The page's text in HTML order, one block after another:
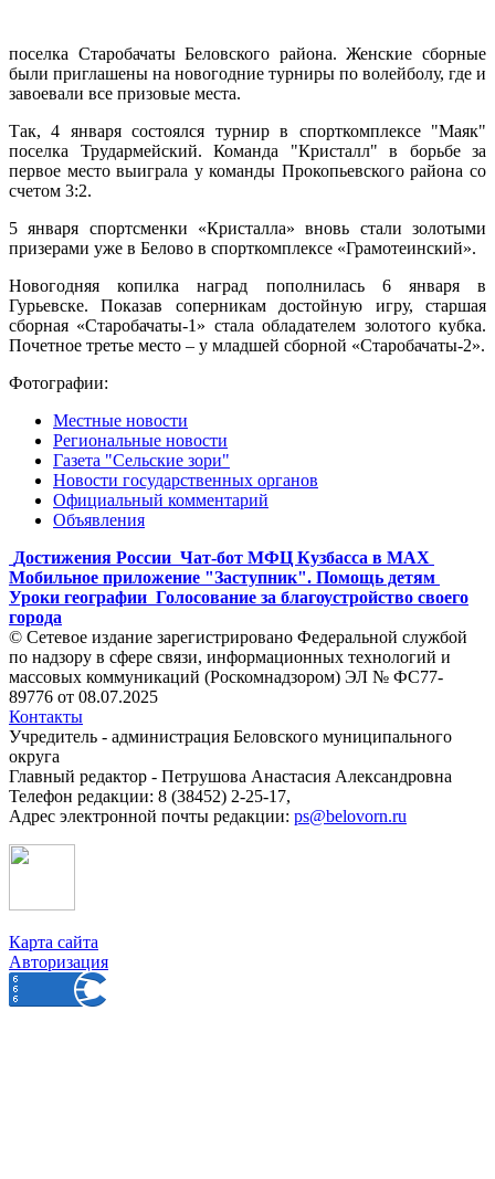
поселка Старобачаты Беловского района. Женские сборные
были приглашены на новогодние турниры по волейболу, где и
завоевали все призовые места.
Так, 4 января состоялся турнир в спорткомплексе "Маяк"
поселка Трудармейский. Команда "Кристалл" в борьбе за
первое место выиграла у команды Прокопьевского района со
счетом 3:2.
5 января спортсменки «Кристалла» вновь стали золотыми
призерами уже в Белово в спорткомплексе «Грамотеинский».
Новогодняя копилка наград пополнилась 6 января в
Гурьевске. Показав соперникам достойную игру, старшая
сборная «Старобачаты-1» стала обладателем золотого кубка.
Почетное третье место – у младшей сборной «Старобачаты-2».
Фотографии:
Местные новости
Региональные новости
Газета "Сельские зори"
Новости государственных органов
Официальный комментарий
Объявления
Достижения России Чат-бот МФЦ Кузбасса в MAX
Мобильное приложение "Заступник". Помощь детям
Уроки географии Голосование за благоустройство своего
города
© Сетевое издание зарегистрировано Федеральной службой
по надзору в сфере связи, информационных технологий и
массовых коммуникаций (Роскомнадзором) ЭЛ № ФС77-
89776 от 08.07.2025
Контакты
Учредитель - администрация Беловского муниципального
округа
Главный редактор - Петрушова Анастасия Александровна
Телефон редакции: 8 (38452) 2-25-17,
Адрес электронной почты редакции: ps@belovorn.ru
Карта сайта
Авторизация